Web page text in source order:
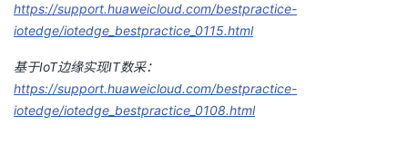
https://support.huaweicloud.com/bestpractice-
iotedge/iotedge_bestpractice_0115.html
基于IoT边缘实现IT数采：
https://support.huaweicloud.com/bestpractice-
iotedge/iotedge_bestpractice_0108.html